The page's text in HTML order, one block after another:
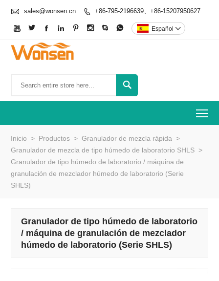
 sales@wonsen.cn  +86-795-2196639、+86-15207950627
        Español 

Inicio > Productos > Granulador de mezcla rápida >
Granulador de mezcla de tipo húmedo de laboratorio SHLS >
Granulador de tipo húmedo de laboratorio / máquina de
granulación de mezclador húmedo de laboratorio (Serie
SHLS)
Granulador de tipo húmedo de laboratorio
/ máquina de granulación de mezclador
húmedo de laboratorio (Serie SHLS)